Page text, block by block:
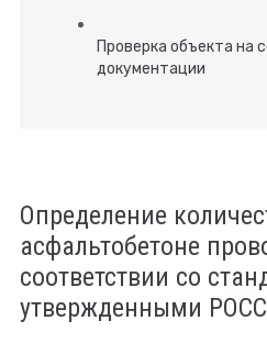
Проверка объекта на
документации
Определение
асфальтобетоне
соответствии со
утвержденными